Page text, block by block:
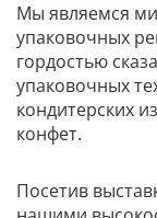
Мы являемся
упаковочных
гордостью
упаковочных
кондитерских
конфет.
Посетив